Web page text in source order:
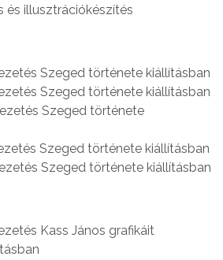
és illusztrációkészítés
Szeged története kiállításban
Szeged története kiállításban
Szeged története
Szeged története kiállításban
Szeged története kiállításban
Kass János grafikáit